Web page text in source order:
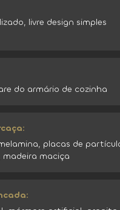
livre design simples
do armário de cozinha
placas de
maciça